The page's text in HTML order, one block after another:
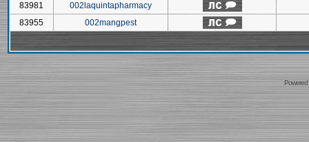
83981
002laquintapharmacy
83955
002mangpest